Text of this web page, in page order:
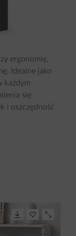
ergonomię,
Idealne jako
każdym
się
i oszczędność